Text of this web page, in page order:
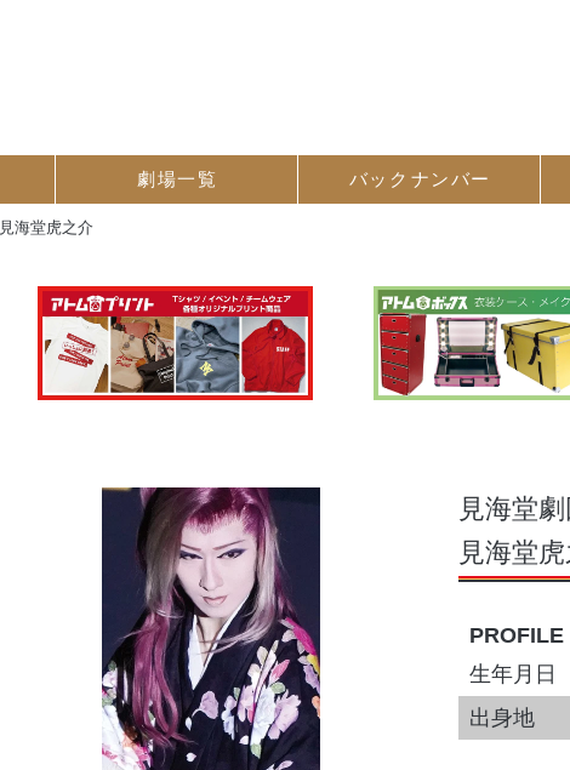
劇場一覧 バック ナンバー
見海堂虎之介
見海堂
見海堂
PROFILE
生年月日
出身地